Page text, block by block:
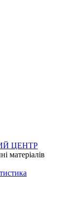
ЦЕНТР
матеріалів